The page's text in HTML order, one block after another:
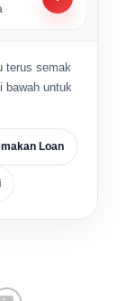
terus semak
bawah untuk
Loan